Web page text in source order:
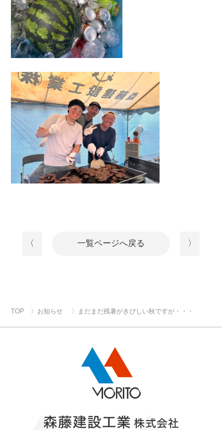
〈 一覧ページへ戻る 〉
TOP お知らせ まだまだ残暑がきびしい秋ですが・・・